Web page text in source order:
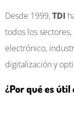
Desde 1999,TDI
todos los
electrónico,
digitalización y
¿Por qué es útil